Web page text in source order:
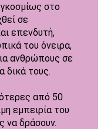
στο
σε
επενδυτή,
του όνειρα,
ανθρώπους σε
δικά τους.
από 50
εμπειρία του
να δράσουν.